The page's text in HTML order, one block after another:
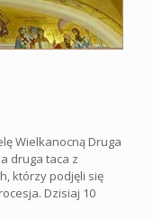
Wielkanocną Druga
druga taca z
którzy podjęli się
Dzisiaj 10